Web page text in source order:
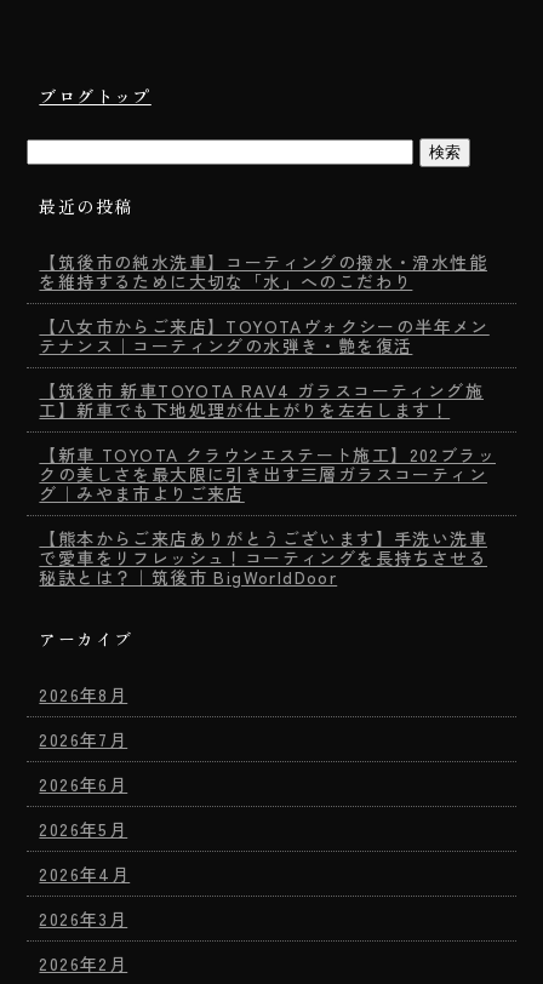
ブログトップ
最近の投稿
【筑後市の純水洗車】コーティングの撥水・滑水性能
を維持するために大切な「水」へのこだわり
【八女市からご来店】TOYOTAヴォクシーの半年メン
テナンス｜コーティングの水弾き・艶を復活
【筑後市 新車TOYOTA RAV4 ガラスコーティング施
工】新車でも下地処理が仕上がりを左右します！
【新車 TOYOTA クラウンエステート施工】202ブラッ
クの美しさを最大限に引き出す三層ガラスコーティン
グ｜みやま市よりご来店
【熊本からご来店ありがとうございます】手洗い洗車
で愛車をリフレッシュ！コーティングを長持ちさせる
秘訣とは？｜筑後市 BigWorldDoor
アーカイブ
2026年8月
2026年7月
2026年6月
2026年5月
2026年4月
2026年3月
2026年2月